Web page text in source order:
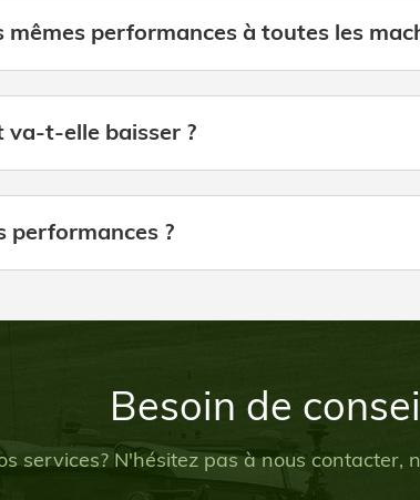
performances à toutes les
va-t-elle baisser ?
performances ?
Besoin de
services? N'hésitez pas à nous contacter,